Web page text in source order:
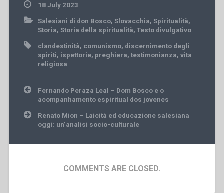
18 July 2023
Salesiani di don Bosco, Slovacchia, Spiritualità,
Storia, Storia della spiritualità, Testo divulgativo
clandestinità, comunismo, discernimento degli
spiriti, ispettorie, preghiera, testimonianza, vita
religiosa
Post
navigation
Fernando Peraza Leal – Dom Bosco e o
acompanhamento espiritual dos jovenes
Renato Mion – Laicità ed educazione salesiana
oggi: un’analisi socio-culturale
COMMENTS ARE CLOSED.